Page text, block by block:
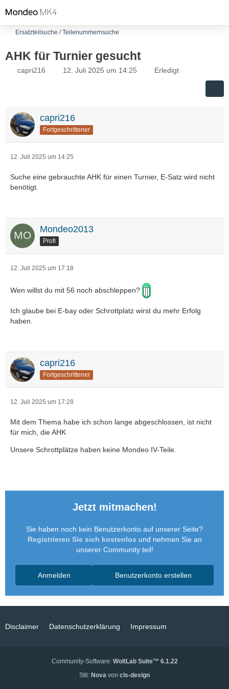
Ersatzteilsuche / Teilenummernsuche
AHK für Turnier gesucht
capri216 12. Juli 2025 um 14:25 Erledigt
capri216
Fortgeschrittener
12. Juli 2025 um 14:25
Suche eine gebrauchte AHK für einen Turnier, E-Satz wird nicht
benötigt.
Mondeo2013
Profi
12. Juli 2025 um 17:18
Wen willst du mit 56 noch abschleppen?
Ich glaube bei E-bay oder Schrottplatz wirst du mehr Erfolg
haben.
capri216
Fortgeschrittener
12. Juli 2025 um 17:28
Mit dem Thema habe ich schon lange abgeschlossen, ist nicht
für mich, die AHK
Unsere Schrottplätze haben keine Mondeo IV-Teile.
Jetzt mitmachen!
Sie haben noch kein Benutzerkonto auf unserer Seite?
Registrieren Sie sich kostenlos und nehmen Sie an
unserer Community teil!
Benutzerkonto erstellen
Anmelden
Disclaimer Datenschutzerklärung Impressum
Community-Software: WoltLab Suite™ 6.1.22
Stil: Nova von cls-design